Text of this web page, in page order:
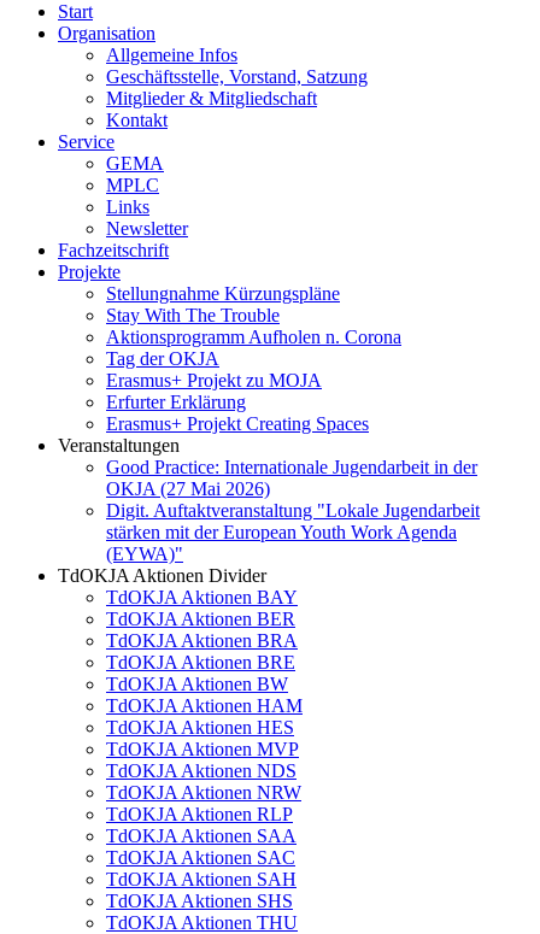
Start
Organisation
Allgemeine Infos
Geschäftsstelle, Vorstand, Satzung
Mitglieder & Mitgliedschaft
Kontakt
Service
GEMA
MPLC
Links
Newsletter
Fachzeitschrift
Projekte
Stellungnahme Kürzungspläne
Stay With The Trouble
Aktionsprogramm Aufholen n. Corona
Tag der OKJA
Erasmus+ Projekt zu MOJA
Erfurter Erklärung
Erasmus+ Projekt Creating Spaces
Veranstaltungen
Good Practice: Internationale Jugendarbeit in der
OKJA (27 Mai 2026)
Digit. Auftaktveranstaltung "Lokale Jugendarbeit
stärken mit der European Youth Work Agenda
(EYWA)"
TdOKJA Aktionen Divider
TdOKJA Aktionen BAY
TdOKJA Aktionen BER
TdOKJA Aktionen BRA
TdOKJA Aktionen BRE
TdOKJA Aktionen BW
TdOKJA Aktionen HAM
TdOKJA Aktionen HES
TdOKJA Aktionen MVP
TdOKJA Aktionen NDS
TdOKJA Aktionen NRW
TdOKJA Aktionen RLP
TdOKJA Aktionen SAA
TdOKJA Aktionen SAC
TdOKJA Aktionen SAH
TdOKJA Aktionen SHS
TdOKJA Aktionen THU